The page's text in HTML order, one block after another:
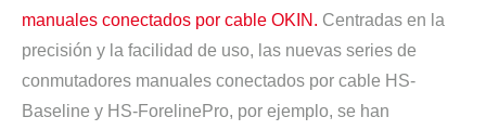
manuales conectados por cable OKIN. Centradas en la
precisión y la facilidad de uso, las nuevas series de
conmutadores manuales conectados por cable HS-
Baseline y HS-ForelinePro, por ejemplo, se han